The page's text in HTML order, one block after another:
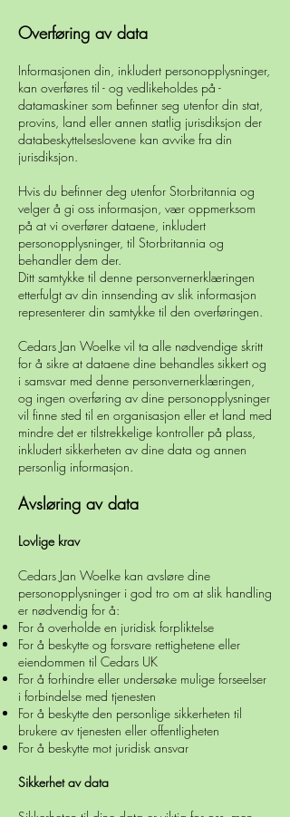
Overføring av data
Informasjonen din, inkludert personopplysninger,
kan overføres til - og vedlikeholdes på -
datamaskiner som befinner seg utenfor din stat,
provins, land eller annen statlig jurisdiksjon der
databeskyttelseslovene kan avvike fra din
jurisdiksjon.
Hvis du befinner deg utenfor Storbritannia og
velger å gi oss informasjon, vær oppmerksom
på at vi overfører dataene, inkludert
personopplysninger, til Storbritannia og
behandler dem der.
Ditt samtykke til denne personvernerklæringen
etterfulgt av din innsending av slik informasjon
representerer din samtykke til den overføringen.
Cedars Jan Woelke vil ta alle nødvendige skritt
for å sikre at dataene dine behandles sikkert og
i samsvar med denne personvernerklæringen,
og ingen overføring av dine personopplysninger
vil finne sted til en organisasjon eller et land med
mindre det er tilstrekkelige kontroller på plass,
inkludert sikkerheten av dine data og annen
personlig informasjon.
Avsløring av data
Lovlige krav
Cedars Jan Woelke kan avsløre dine
personopplysninger i god tro om at slik handling
er nødvendig for å:
For å overholde en juridisk forpliktelse
For å beskytte og forsvare rettighetene eller
eiendommen til Cedars UK
For å forhindre eller undersøke mulige forseelser
i forbindelse med tjenesten
For å beskytte den personlige sikkerheten til
brukere av tjenesten eller offentligheten
For å beskytte mot juridisk ansvar
Sikkerhet av data